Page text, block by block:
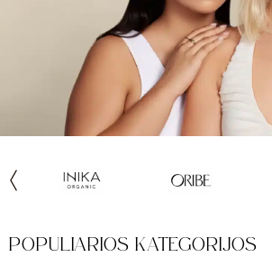
POPULIARIOS KATEGORIJOS